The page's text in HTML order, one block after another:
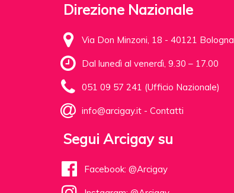
Direzione Nazionale
Via Don Minzoni, 18 - 40121 Bologna
Dal lunedì al venerdì, 9.30 – 17.00
051 09 57 241 (Ufficio Nazionale)
info@arcigay.it - Contatti
Segui Arcigay su
Facebook: @Arcigay